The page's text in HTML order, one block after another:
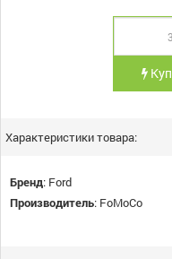
Характеристики товара:
Бренд: Ford
Производитель: FoMoCo